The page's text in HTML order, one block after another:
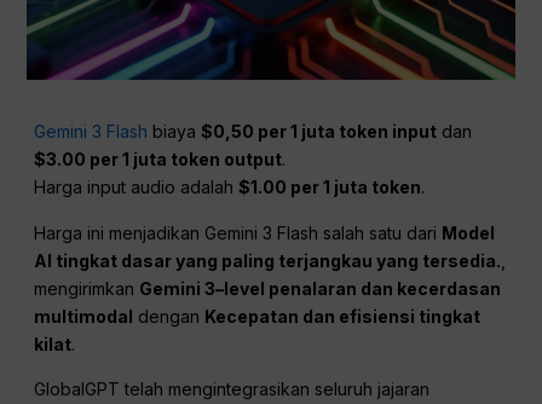
Gemini 3 Flash biaya$0,50 per 1 juta token input dan
$3.00 per 1 juta token output.
Harga input audio adalah$1.00 per 1 juta token.
Harga ini menjadikan Gemini 3 Flash salah satu dari Model
AI tingkat dasar yang paling terjangkau yang tersedia.
mengirimkan Gemini 3–level penalaran dan kecerdasan
multimodal dengan Kecepatan dan efisiensi tingkat
kilat.
GlobalGPT telah mengintegrasikan seluruh jajaran